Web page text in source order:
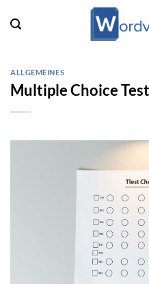
Inhalt
ALLGEMEINES
Multiple Choice